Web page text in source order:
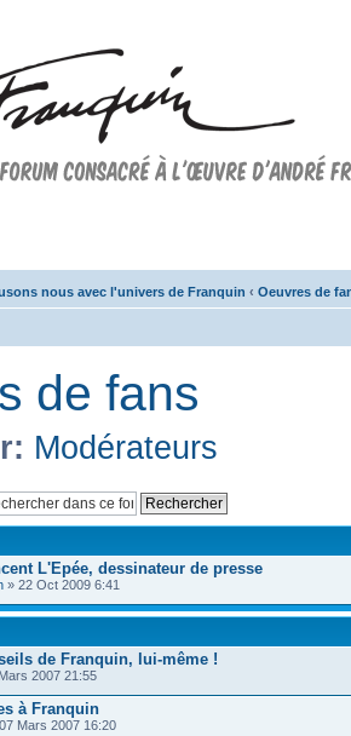
nous avec l'univers de Franquin ‹ Oeuvres de
de fans
Modérateurs
L'Epée, dessinateur de presse
» 22 Oct 2009 6:41
de Franquin, lui-même !
2007 21:55
à Franquin
Mars 2007 16:20